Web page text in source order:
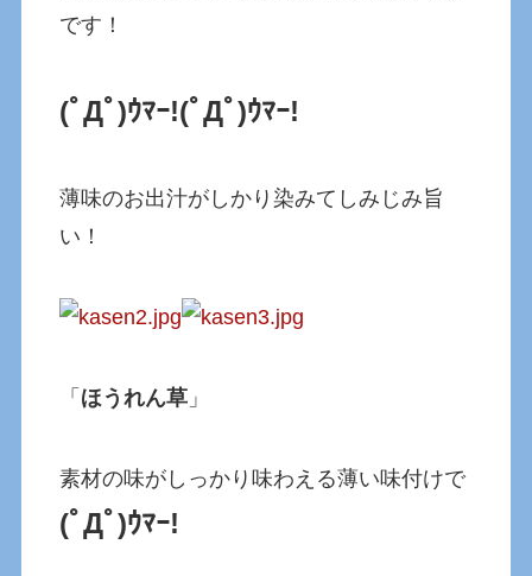
です！
(ﾟДﾟ)ｳﾏｰ!(ﾟДﾟ)ｳﾏｰ!
薄味のお出汁がしかり染みてしみじみ旨
い！
「 ほうれん草 」
素材の味がしっかり味わえる薄い味付けで
(ﾟДﾟ)ｳﾏｰ!